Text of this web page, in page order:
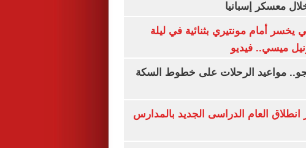
معسكر إسبانيا
يخسر أمام مونتيري بثنائية في ليلة
ميسي.. فيديو
مواعيد الرحلات على خطوط السكة
انطلاق العام الدراسى الجديد بالمدارس